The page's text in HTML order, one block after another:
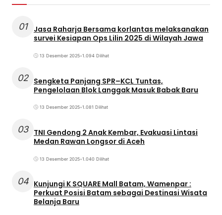
01
Jasa Raharja Bersama korlantas melaksanakan
survei Kesiapan Ops Lilin 2025 di Wilayah Jawa
13 Desember 2025•1.094 Dilihat
02 Sengketa Panjang SPR–KCL Tuntas,
Pengelolaan Blok Langgak Masuk Babak Baru
13 Desember 2025•1.081 Dilihat
03 TNI Gendong 2 Anak Kembar, Evakuasi Lintasi
Medan Rawan Longsor di Aceh
13 Desember 2025•1.040 Dilihat
04 Kunjungi K SQUARE Mall Batam, Wamenpar :
Perkuat Posisi Batam sebagai Destinasi Wisata
Belanja Baru